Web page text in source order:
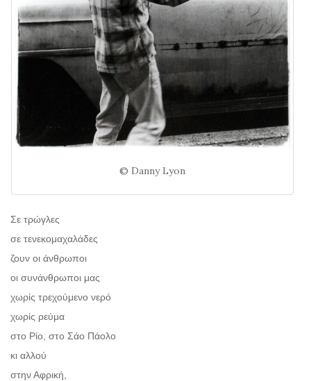
© Danny Lyon
Σε τρώγλες
σε τενεκομαχαλάδες
ζουν οι άνθρωποι
οι συνάνθρωποι μας
χωρίς τρεχούμενο νερό
χωρίς ρεύμα
στο Ρίο, στο Σάο Πάολο
κι αλλού
στην Αφρική,